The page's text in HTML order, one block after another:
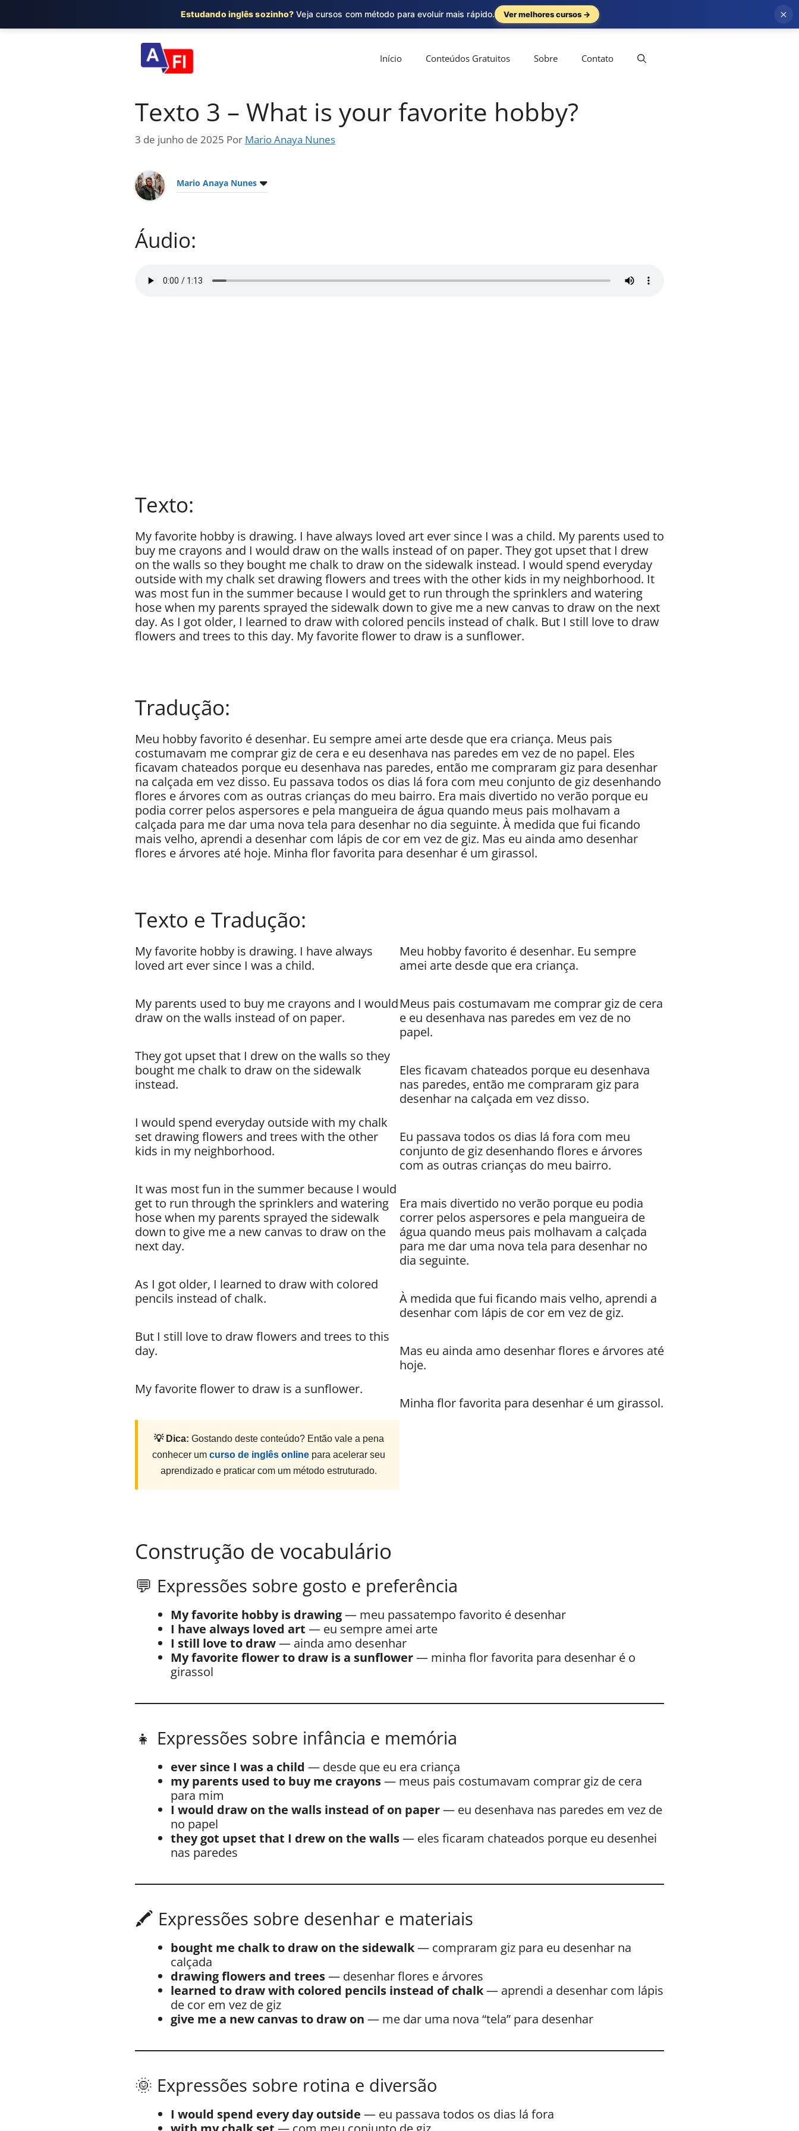
Início Conteúdos Gratuitos Sobre Contato
Texto 3 – What is your favorite hobby?
3 de junho de 2025 Por Mario Anaya Nunes
Mario Anaya Nunes
Áudio:
Texto:
My favorite hobby is drawing. I have always loved art ever since I was a child. My parents used to
buy me crayons and I would draw on the walls instead of on paper. They got upset that I drew
on the walls so they bought me chalk to draw on the sidewalk instead. I would spend everyday
outside with my chalk set drawing flowers and trees with the other kids in my neighborhood. It
was most fun in the summer because I would get to run through the sprinklers and watering
hose when my parents sprayed the sidewalk down to give me a new canvas to draw on the next
day. As I got older, I learned to draw with colored pencils instead of chalk. But I still love to draw
flowers and trees to this day. My favorite flower to draw is a sunflower.
Tradução:
Meu hobby favorito é desenhar. Eu sempre amei arte desde que era criança. Meus pais
costumavam me comprar giz de cera e eu desenhava nas paredes em vez de no papel. Eles
ficavam chateados porque eu desenhava nas paredes, então me compraram giz para desenhar
na calçada em vez disso. Eu passava todos os dias lá fora com meu conjunto de giz desenhando
flores e árvores com as outras crianças do meu bairro. Era mais divertido no verão porque eu
podia correr pelos aspersores e pela mangueira de água quando meus pais molhavam a
calçada para me dar uma nova tela para desenhar no dia seguinte. À medida que fui ficando
mais velho, aprendi a desenhar com lápis de cor em vez de giz. Mas eu ainda amo desenhar
flores e árvores até hoje. Minha flor favorita para desenhar é um girassol.
Texto e Tradução:
My favorite hobby is drawing. I have always
loved art ever since I was a child.
My parents used to buy me crayons and I would
draw on the walls instead of on paper.
They got upset that I drew on the walls so they
bought me chalk to draw on the sidewalk
instead.
I would spend everyday outside with my chalk
set drawing flowers and trees with the other
kids in my neighborhood.
It was most fun in the summer because I would
get to run through the sprinklers and watering
hose when my parents sprayed the sidewalk
down to give me a new canvas to draw on the
next day.
As I got older, I learned to draw with colored
pencils instead of chalk.
But I still love to draw flowers and trees to this
day.
My favorite flower to draw is a sunflower.
💡 Dica: Gostando deste conteúdo? Então vale a pena
conhecer um curso de inglês online para acelerar seu
aprendizado e praticar com um método estruturado.
Meu hobby favorito é desenhar. Eu sempre
amei arte desde que era criança.
Meus pais costumavam me comprar giz de cera
e eu desenhava nas paredes em vez de no
papel.
Eles ficavam chateados porque eu desenhava
nas paredes, então me compraram giz para
desenhar na calçada em vez disso.
Eu passava todos os dias lá fora com meu
conjunto de giz desenhando flores e árvores
com as outras crianças do meu bairro.
Era mais divertido no verão porque eu podia
correr pelos aspersores e pela mangueira de
água quando meus pais molhavam a calçada
para me dar uma nova tela para desenhar no
dia seguinte.
À medida que fui ficando mais velho, aprendi a
desenhar com lápis de cor em vez de giz.
Mas eu ainda amo desenhar flores e árvores até
hoje.
Minha flor favorita para desenhar é um girassol.
Construção de vocabulário
💬 Expressões sobre gosto e preferência
My favorite hobby is drawing— meu passatempo favorito é desenhar
I have always loved art — eu sempre amei arte
I still love to draw— ainda amo desenhar
My favorite flower to draw is a sunflower— minha flor favorita para desenhar é o
girassol
👧 Expressões sobre infância e memória
ever since I was a child — desde que eu era criança
my parents used to buy me crayons— meus pais costumavam comprar giz de cera
para mim
I would draw on the walls instead of on paper— eu desenhava nas paredes em vez de
no papel
they got upset that I drew on the walls— eles ficaram chateados porque eu desenhei
nas paredes
🖍️ Expressões sobre desenhar e materiais
bought me chalk to draw on the sidewalk— compraram giz para eu desenhar na
calçada
drawing flowers and trees— desenhar flores e árvores
learned to draw with colored pencils instead of chalk— aprendi a desenhar com lápis
de cor em vez de giz
give me a new canvas to draw on — me dar uma nova “tela” para desenhar
🌞 Expressões sobre rotina e diversão
I would spend every day outside — eu passava todos os dias lá fora
Estudando inglês sozinho? Veja cursos com método para evoluir mais rápido. Ver melhores cursos → ×